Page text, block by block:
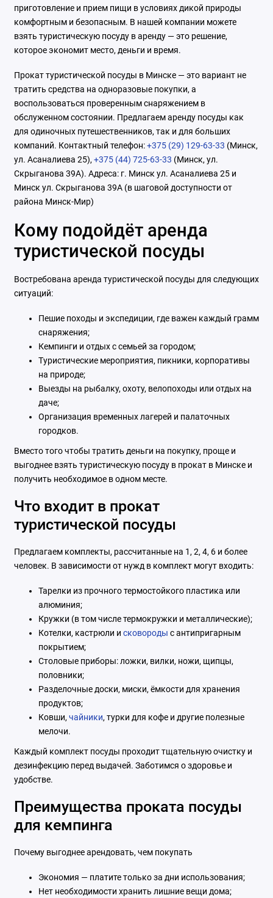
приготовление и прием пищи в условиях дикой природы
комфортным и безопасным. В нашей компании можете
взять туристическую посуду в аренду — это решение,
которое экономит место, деньги и время.
Прокат туристической посуды в Минске — это вариант не
тратить средства на одноразовые покупки, а
воспользоваться проверенным снаряжением в
обслуженном состоянии. Предлагаем аренду посуды как
для одиночных путешественников, так и для больших
компаний. Контактный телефон:+375 (29) 129-63-33 (Минск,
ул. Асаналиева 25), +375 (44) 725-63-33 (Минск, ул.
Скрыганова 39А). Адреса: г. Минск ул. Асаналиева 25 и
Минск ул. Скрыганова 39А (в шаговой доступности от
района Минск-Мир)
Кому подойдёт аренда
туристической посуды
Востребована аренда туристической посуды для следующих
ситуаций:
Пешие походы и экспедиции, где важен каждый грамм
снаряжения;
Кемпинги и отдых с семьей за городом;
Туристические мероприятия, пикники, корпоративы
на природе;
Выезды на рыбалку, охоту, велопоходы или отдых на
даче;
Организация временных лагерей и палаточных
городков.
Вместо того чтобы тратить деньги на покупку, проще и
выгоднее взять туристическую посуду в прокат в Минске и
получить необходимое в одном месте.
Что входит в прокат
туристической посуды
Предлагаем комплекты, рассчитанные на 1, 2, 4, 6 и более
человек. В зависимости от нужд в комплект могут входить:
Тарелки из прочного термостойкого пластика или
алюминия;
Кружки (в том числе термокружки и металлические);
Котелки, кастрюли и сковороды с антипригарным
покрытием;
Столовые приборы: ложки, вилки, ножи, щипцы,
половники;
Разделочные доски, миски, ёмкости для хранения
продуктов;
Ковши, чайники, турки для кофе и другие полезные
мелочи.
Каждый комплект посуды проходит тщательную очистку и
дезинфекцию перед выдачей. Заботимся о здоровье и
удобстве.
Преимущества проката посуды
для кемпинга
Почему выгоднее арендовать, чем покупать
Экономия — платите только за дни использования;
Нет необходимости хранить лишние вещи дома;